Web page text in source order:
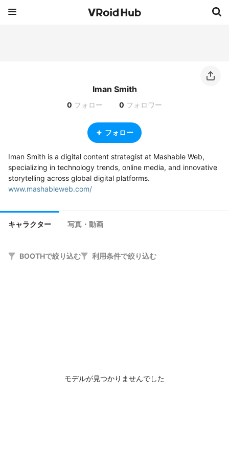
Iman Smith
0 フォロー 0 フォロワー
フォロー
Iman Smith is a digital content strategist at Mashable Web,
specializing in technology trends, online media, and innovative
www.mashableweb.com/
キャラクター 写真・動画
BOOTHで絞り込む 利用条件で絞り込む
モデルが見つかりませんでした